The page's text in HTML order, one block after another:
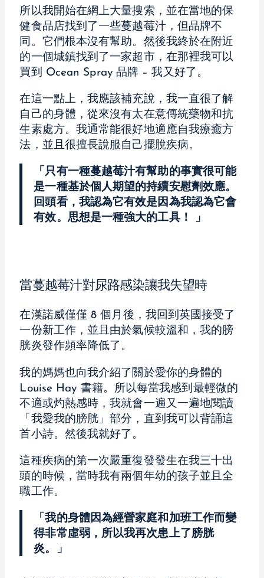
所以我開始在網上大量搜索，並在當地的保
健食品店找到了一些蔓越莓汁，但品牌不
同。它們根本沒有幫助。然後我終於在附近
的一個城鎮找到了一家超市，在那裡我可以
買到 Ocean Spray 品牌 – 我又好了。
在這一點上，我應該補充說，我一直很了解
自己的身體，從來沒有太在意傳統藥物和抗
生素處方。我通常能很好地適應自我療癒方
法，並且很擅長說服自己擺脫疾病。
「只有一種蔓越莓汁有幫助的事實很可能
是一種基於個人期望的持續安慰劑效應。
回頭看，我認為它有效是因為我認為它會
有效。思想是一種強大的工具！
」
當蔓越莓汁對尿路感染讓我失望時
在漢諾威僅僅 8 個月後，我回到英國接受了
一份新工作，並且由於氣候較溫和，我的膀
胱炎發作頻率降低了。
我的媽媽也向我介紹了關於愛你的身體的
Louise Hay 書籍。所以每當我感到最輕微的
不適或灼熱感時，我就會一遍又一遍地閱讀
「我愛我的膀胱」部分，直到我可以背誦這
首小詩。然後我就好了。
這種疾病的第一次嚴重復發發生在我三十出
頭的時候，當時我有兩個年幼的孩子並且全
職工作。
「我的身體因為經營家庭和加班工作而變
得非常虛弱，所以我再次患上了膀胱
炎。」